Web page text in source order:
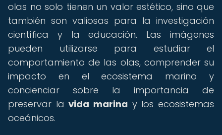
olas no solo tienen un valor estético, sino que
también son valiosas para la investigación
científica y la educación. Las imágenes
pueden utilizarse para estudiar el
comportamiento de las olas, comprender su
impacto en el ecosistema marino y
concienciar sobre la importancia de
preservar lavida marina y los ecosistemas
oceánicos.